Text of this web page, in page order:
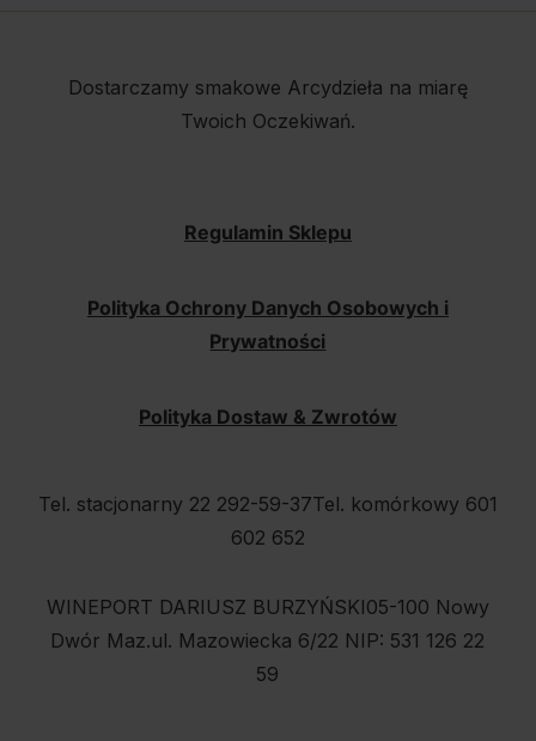
Dostarczamy smakowe Arcydzieła na miarę
Twoich Oczekiwań.
Regulamin Sklepu
Polityka Ochrony Danych Osobowych i
Prywatności
Polityka Dostaw & Zwrotów
Tel. stacjonarny 22 292-59-37Tel. komórkowy 601
602 652
WINEPORT DARIUSZ BURZYŃSKI05-100 Nowy
Dwór Maz.ul. Mazowiecka 6/22 NIP: 531 126 22
59